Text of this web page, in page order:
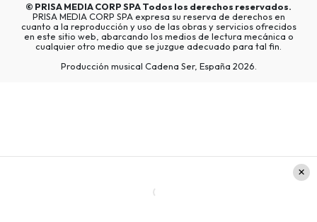
© PRISA MEDIA CORP SPATodos los derechos reservados.
PRISA MEDIA CORP SPA expresa su reserva de derechos en
cuanto a la reproducción y uso de las obras y servicios ofrecidos
en este sitio web, abarcando los medios de lectura mecánica o
cualquier otro medio que se juzgue adecuado para tal fin.
Producción musical Cadena Ser, España 2026.